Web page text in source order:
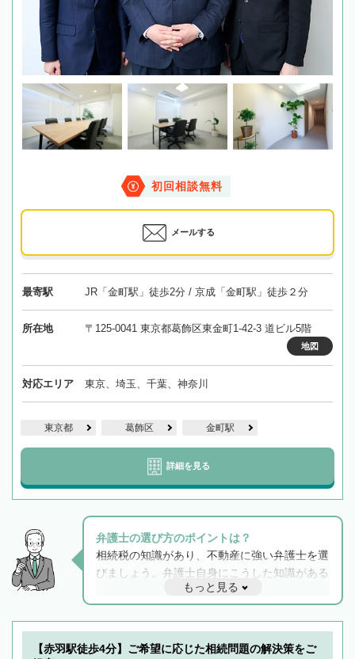
初回相談無料
メールする
最寄駅 JR「金町駅」徒歩2分 / 京成「金町駅」徒歩２分
所在地 〒125-0041 東京都葛飾区東金町1-42-3 道ビル5階
地図
対応エリア 東京、埼玉、千葉、神奈川
東京都 葛飾区 金町駅
詳細を見る
弁護士の選び方のポイントは？
相続税の知識があり、不動産に強い弁護士を選
びましょう。弁護士自身にこうした知識がある
と他士業との連携もスムーズに進み、トラブル
解決のみならず相続をトータルで任せることが
できます。また、相続は感情がからむ分野なの
でフィーリングも重要です。実際に電話や面談
もっと見る
【赤羽駅徒歩4分】ご希望に応じた相続問題の解決策をご